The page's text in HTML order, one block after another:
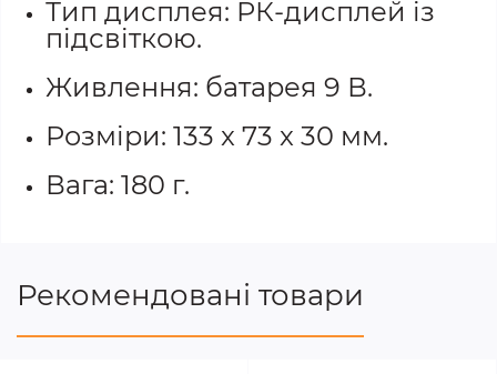
Тип дисплея: РК-дисплей із
підсвіткою.
Живлення: батарея 9 В.
Розміри: 133 x 73 x 30 мм.
Вага: 180 г.
Рекомендовані товари